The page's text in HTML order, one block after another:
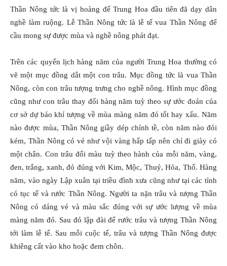
Thần Nông tức là vị hoàng đế Trung Hoa đầu tiên đã dạy dân
nghề làm ruộng. Lễ Thần Nông tức là lễ tế vua Thần Nông để
cầu mong sự được mùa và nghề nông phát đạt.
Trên các quyển lịch hàng năm của người Trung Hoa thường có
vẽ một mục đồng dắt một con trâu. Mục đồng tức là vua Thần
Nông, còn con trâu tượng trưng cho nghề nông. Hình mục đồng
cũng như con trâu thay đổi hàng năm tuỳ theo sự ước đoán của
cơ sở dự báo khí tượng về mùa màng năm đó tốt hay xấu. Năm
nào được mùa, Thần Nông giầy dép chỉnh tề, còn năm nào đói
kém, Thần Nông có vẻ như vội vàng hấp tấp nên chỉ đi giày có
một chân. Con trâu đổi màu tuỳ theo hành của mỗi năm, vàng,
đen, trắng, xanh, đỏ đúng với Kim, Mộc, Thuỷ, Hỏa, Thổ. Hàng
năm, vào ngày Lập xuân tại triều đình xưa cũng như tại các tỉnh
có tục tế và rước Thần Nông. Người ta nặn trâu và tượng Thần
Nông có dáng vẻ và màu sắc đúng với sự ước lượng về mùa
màng năm đó. Sau đó lập đài để rước trâu và tượng Thần Nông
tới làm lễ tế. Sau mỗi cuộc tế, trâu và tượng Thần Nông được
khiêng cất vào kho hoặc đem chôn.